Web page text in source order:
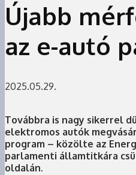
Újabb
az e-autó
2025.05.29.
Továbbra is nagy sikerrel
elektromos autók
program – közölte az
parlamenti államtitkára
oldalán.